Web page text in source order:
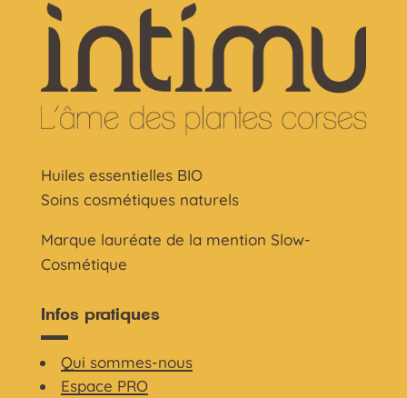
Huiles essentielles BIO
Soins cosmétiques naturels
Marque lauréate de la mention Slow-
Cosmétique
Infos pratiques
Qui sommes-nous
Espace PRO